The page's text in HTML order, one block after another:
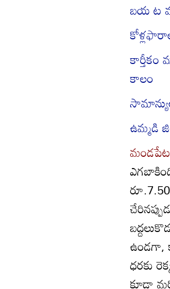
బయ ట
కాలం
ఉమ్మడి
ఉండగా,
ధరకు
కూడా